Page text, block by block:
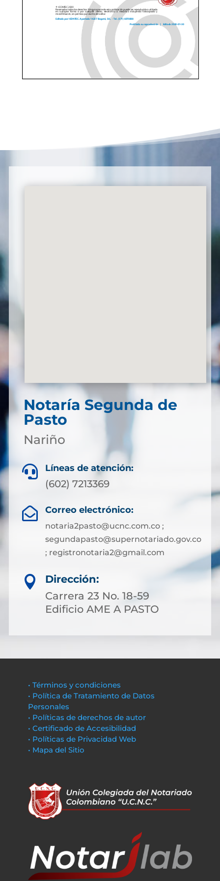
Notaría Segunda de
Pasto
Nariño
 Líneas de atención:
(602) 7213369
 Correo electrónico:
notaria2pasto@ucnc.com.co ;
segundapasto@supernotariado.gov.co
; registronotaria2@gmail.com

Dirección:
Carrera 23 No. 18-59
Edificio AME A PASTO
• Términos y condiciones
• Política de Tratamiento de Datos
Personales
• Políticas de derechos de autor
• Certificado de Accesibilidad
• Políticas de Privacidad Web
• Mapa del Sitio